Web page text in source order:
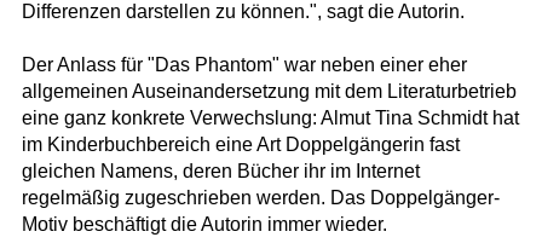
Differenzen darstellen zu können.", sagt die Autorin.
Der Anlass für "Das Phantom" war neben einer eher
allgemeinen Auseinandersetzung mit dem Literaturbetrieb
eine ganz konkrete Verwechslung: Almut Tina Schmidt hat
im Kinderbuchbereich eine Art Doppelgängerin fast
gleichen Namens, deren Bücher ihr im Internet
regelmäßig zugeschrieben werden. Das Doppelgänger-
Motiv beschäftigt die Autorin immer wieder.